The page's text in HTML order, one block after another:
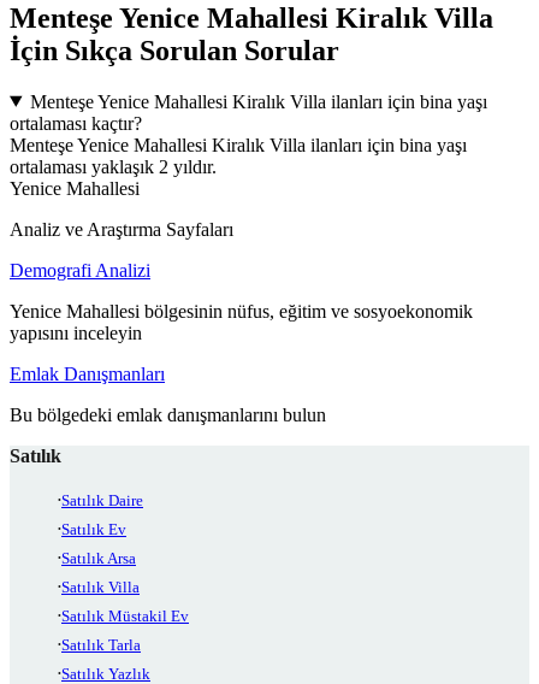
Menteşe Yenice Mahallesi Kiralık Villa
İçin Sıkça Sorulan Sorular
Menteşe Yenice Mahallesi Kiralık Villa ilanları için bina yaşı
ortalaması kaçtır?
Menteşe Yenice Mahallesi Kiralık Villa ilanları için bina yaşı
ortalaması yaklaşık 2 yıldır.
Yenice Mahallesi
Analiz ve Araştırma Sayfaları
Demografi Analizi
Yenice Mahallesi bölgesinin nüfus, eğitim ve sosyoekonomik
yapısını inceleyin
Emlak Danışmanları
Bu bölgedeki emlak danışmanlarını bulun
Satılık
Satılık Daire
Satılık Ev
Satılık Arsa
Satılık Villa
Satılık Müstakil Ev
Satılık Tarla
Satılık Yazlık